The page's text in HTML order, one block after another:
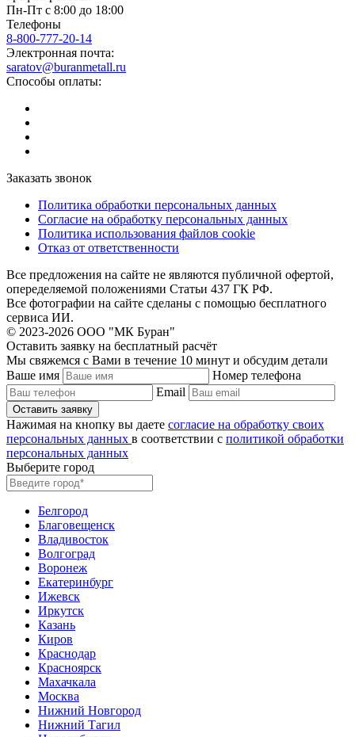
Пн-Пт с 8:00 до 18:00
Телефоны
8-800-777-20-14
Электронная почта:
saratov@buranmetall.ru
Способы оплаты:
Заказать звонок
Политика обработки персональных данных
Согласие на обработку персональных данных
Политика использования файлов cookie
Отказ от ответственности
Все предложения на сайте не являются публичной офертой,
опеределяемой положениями Статьи 437 ГК РФ.
Все фотографии на сайте сделаны с помощью бесплатного
сервиса ИИ.
© 2023-2026 ООО "МК Буран"
Оставить заявку на бесплатный расчёт
Мы свяжемся с Вами в течение 10 минут и обсудим детали
Ваше имя
Номер телефона
Email
Нажимая на кнопку вы даете согласие на обработку своих
персональных данных в соответствии с политикой обработки
персональных данных
Выберите город
Белгород
Благовещенск
Владивосток
Волгоград
Воронеж
Екатеринбург
Ижевск
Иркутск
Казань
Киров
Краснодар
Красноярск
Махачкала
Москва
Нижний Новгород
Нижний Тагил